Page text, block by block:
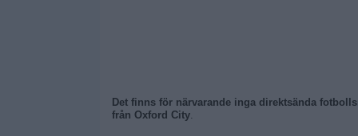
Det finns för närvarande inga direktsända
från Oxford City.